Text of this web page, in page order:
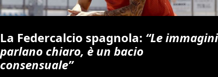
La Federcalcio spagnola: “Le immagini
parlano chiaro, è un bacio
consensuale”